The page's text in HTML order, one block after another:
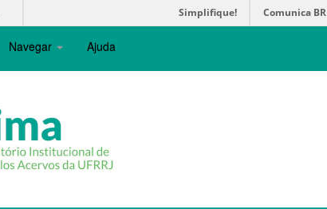
Simplifique! Comunica BR
Navegar Ajuda